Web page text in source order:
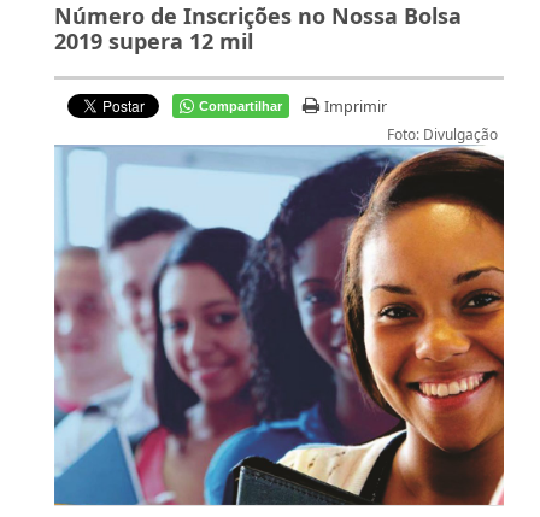
Número de Inscrições no Nossa Bolsa
2019 supera 12 mil
Compartilhar Imprimir
Foto: Divulgação